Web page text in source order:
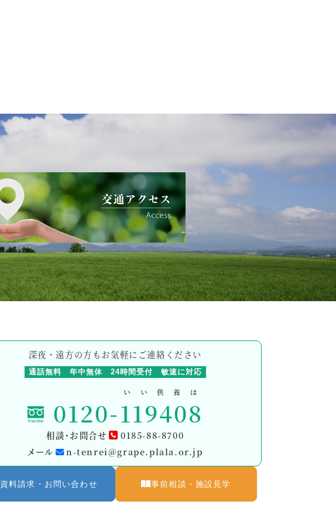
深夜・遠方の方もお気軽にご連絡ください
通話無料 年中無休 24時間受付 敏速に対応
0120-119408
いい供養は
相談・お問合せ
0185-88-8700
メール
n-tenrei@grape.plala.or.jp
資料請求・お問い合わせ 事前相談・施設見学